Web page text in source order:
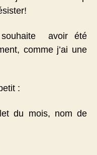
avoir été
comme j’ai une
:
du mois, nom de